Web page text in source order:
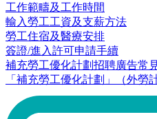
工作範疇及工作時間
輸入勞工工資及支薪方法
勞工住宿及醫療安排
簽證/進入許可申請手續
補充勞工優化計劃招聘廣告常
「補充勞工優化計劃」（外勞